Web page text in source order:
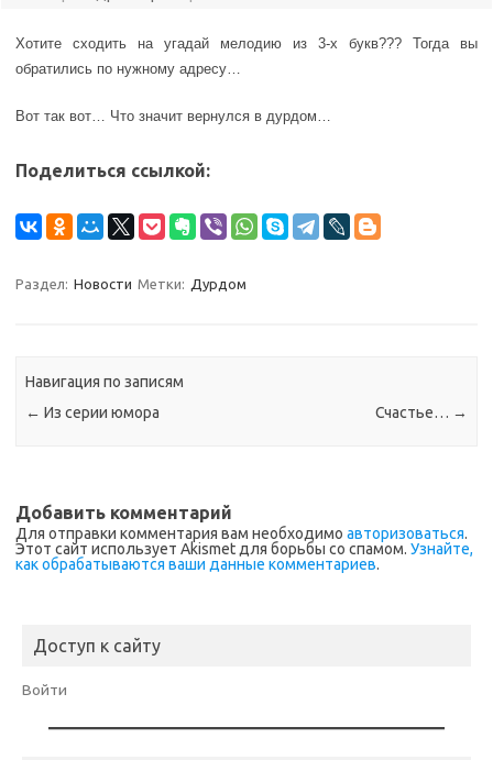
Хотите сходить на угадай мелодию из 3-х букв??? Тогда вы
обратились по нужному адресу…
Вот так вот… Что значит вернулся в дурдом…
Поделиться ссылкой:
Раздел: Новости Метки: Дурдом
Навигация по записям
← Из серии юмора Счастье… →
Добавить комментарий
Для отправки комментария вам необходимо авторизоваться.
Этот сайт использует Akismet для борьбы со спамом. Узнайте,
как обрабатываются ваши данные комментариев.
Доступ к сайту
Войти